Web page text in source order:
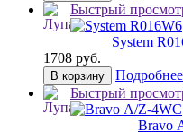
Быстрый
System
1708 руб.
В корзину
Подробнее
Быстрый
Bravo